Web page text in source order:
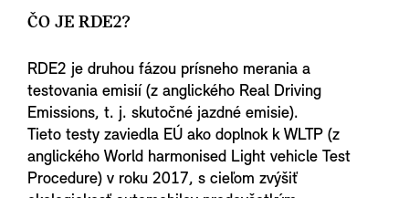
ČO JE RDE2?
RDE2 je druhou fázou prísneho merania a
testovania emisií (z anglického Real Driving
Emissions, t. j. skutočné jazdné emisie).
Tieto testy zaviedla EÚ ako doplnok k WLTP (z
anglického World harmonised Light vehicle Test
Procedure) v roku 2017, s cieľom zvýšiť